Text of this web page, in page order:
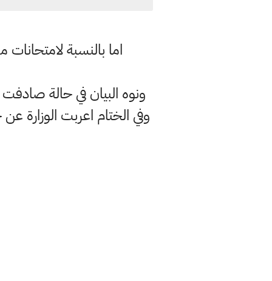
اما بالنسبة لامتحانات
ونوه البيان في حالة
وفي الختام اعربت الوزارة